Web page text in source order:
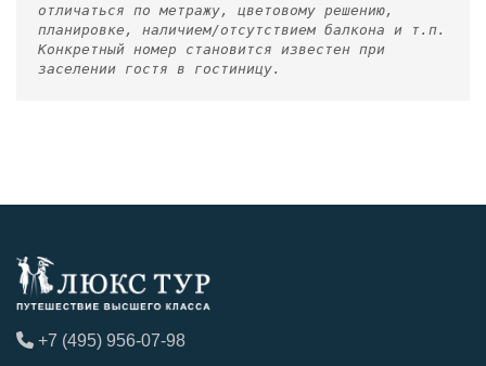
отличаться по метражу, цветовому решению,
планировке, наличием/отсутствием балкона и т.п.
Конкретный номер становится известен при
заселении гостя в гостиницу.
+7 (495) 956-07-98